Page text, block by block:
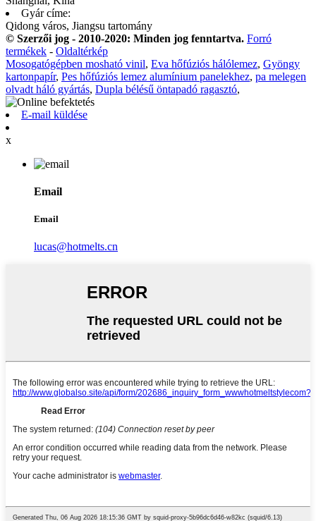
Gyár címe:
Qidong város, Jiangsu tartomány
© Szerzői jog - 2010-2020: Minden jog fenntartva. Forró
termékek - Oldaltérkép
Mosogatógépben mosható vinil, Eva hőfúziós hálólemez, Gyöngy
kartonpapír, Pes hőfúziós lemez alumínium panelekhez, pa melegen
olvadt háló gyártás, Dupla bélésű öntapadó ragasztó,
E-mail küldése
x
Email
Email
lucas@hotmelts.cn